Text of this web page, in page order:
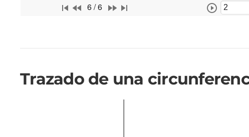
6 / 6
Trazado de una